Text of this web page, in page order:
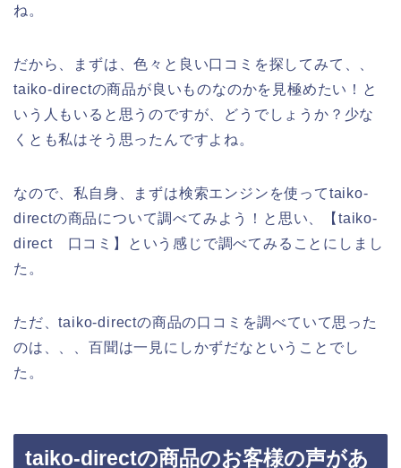
ね。
だから、まずは、色々と良い口コミを探してみて、、
taiko-directの商品が良いものなのかを見極めたい！と
いう人もいると思うのですが、どうでしょうか？少な
くとも私はそう思ったんですよね。
なので、私自身、まずは検索エンジンを使ってtaiko-
directの商品について調べてみよう！と思い、【taiko-
direct 口コミ】という感じで調べてみることにしまし
た。
ただ、taiko-directの商品の口コミを調べていて思った
のは、、、百聞は一見にしかずだなということでし
た。
taiko-directの商品のお客様の声があ